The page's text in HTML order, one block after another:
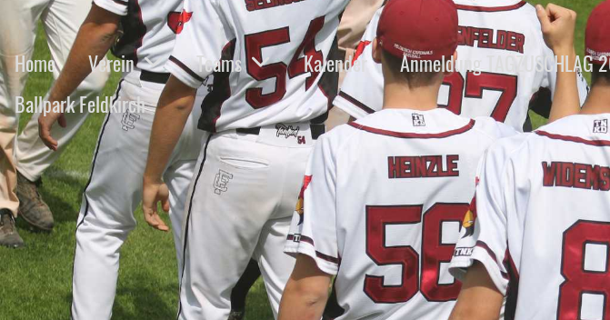
Home Verein Teams Kalender Anmeldung TAGZUSCHLAG
Ballpark Feldkirch